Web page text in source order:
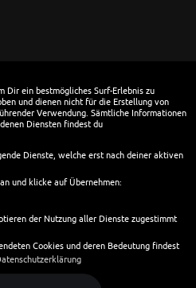
18.00 Uhr
Dir ein bestmögliches Surf-Erlebnis zu
und dienen nicht für die Erstellung von
Verwendung. Sämtliche Informationen
Diensten findest du
Dienste, welche erst nach deiner aktiven
und klicke auf Übernehmen:
der Nutzung aller Dienste zugestimmt
Cookies und deren Bedeutung findest